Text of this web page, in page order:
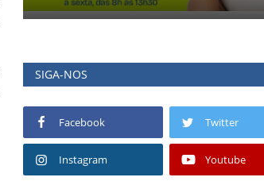
SIGA-NOS
Facebook Twitter
Instagram Youtube